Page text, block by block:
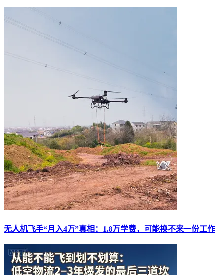
无人机飞手“月入4万”真相：1.8万学费，可能换不来一份工作